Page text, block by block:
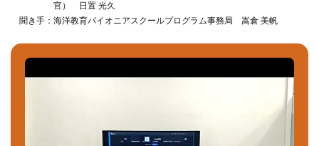
官） 日置 光久
聞き手：海洋教育パイオニアスクールプログラム事務局 嵩倉 美帆